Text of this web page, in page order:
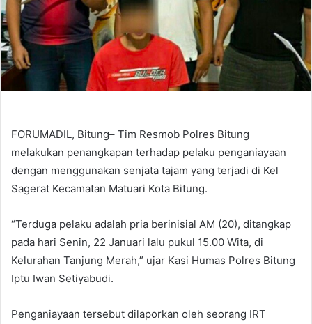
FORUMADIL, Bitung– Tim Resmob Polres Bitung
melakukan penangkapan terhadap pelaku penganiayaan
dengan menggunakan senjata tajam yang terjadi di Kel
Sagerat Kecamatan Matuari Kota Bitung.
“Terduga pelaku adalah pria berinisial AM (20), ditangkap
pada hari Senin, 22 Januari lalu pukul 15.00 Wita, di
Kelurahan Tanjung Merah,” ujar Kasi Humas Polres Bitung
Iptu Iwan Setiyabudi.
Penganiayaan tersebut dilaporkan oleh seorang IRT